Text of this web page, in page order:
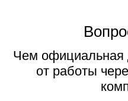
Чем официальная
от работы